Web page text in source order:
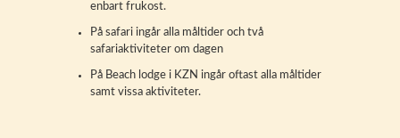
enbart frukost.
På safari ingår alla måltider och två
safariaktiviteter om dagen
På Beach lodge i KZN ingår oftast alla måltider
samt vissa aktiviteter.